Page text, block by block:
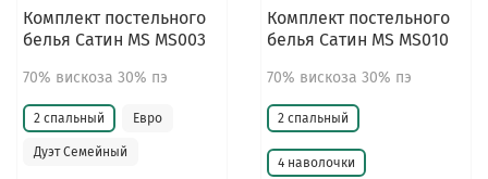
Комплект постельного
белья Сатин MS MS003
70% вискоза 30% пэ
2 спальный Евро
Дуэт Семейный
Комплект постельного
белья Сатин MS MS010
70% вискоза 30% пэ
2 спальный
4 наволочки